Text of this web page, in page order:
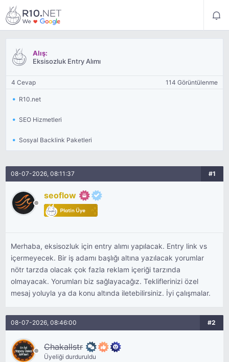
Alış:
Eksisozluk Entry Alımı
4 Cevap 114 Görüntülenme
R10.net
SEO Hizmetleri
Sosyal Backlink Paketleri
08-07-2026, 08:11:37 #1
seoflow
Merhaba, eksisozluk için entry alımı yapılacak. Entry link vs
içermeyecek. Bir iş adamı başlığı altına yazılacak yorumlar
nötr tarzda olacak çok fazla reklam içeriği tarzında
olmayacak. Yorumları biz sağlayacağız. Tekliflerinizi özel
mesaj yoluyla ya da konu altında iletebilirsiniz. İyi çalışmalar.
08-07-2026, 08:46:00 #2
Chakallstr
Üyeliği durduruldu